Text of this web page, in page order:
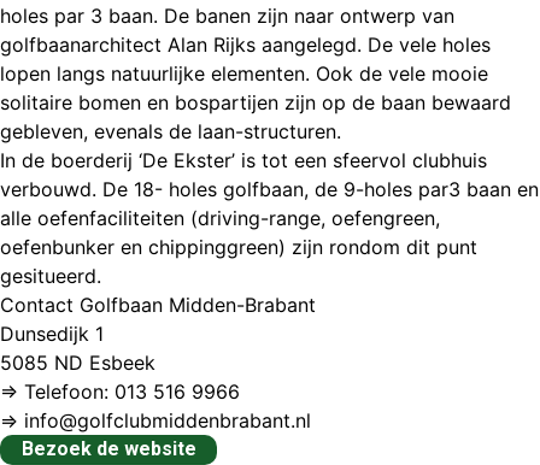
holes par 3 baan. De banen zijn naar ontwerp van
golfbaanarchitect Alan Rijks aangelegd. De vele holes
lopen langs natuurlijke elementen. Ook de vele mooie
solitaire bomen en bospartijen zijn op de baan bewaard
gebleven, evenals de laan-structuren.
In de boerderij ‘De Ekster’ is tot een sfeer­vol clubhuis
verbouwd. De 18- ­holes golfbaan, de 9-­holes par3 baan en
alle oefenfaciliteiten (driving-­range, oefengreen,
oefenbunker en chippinggreen) zijn rondom dit punt
gesitueerd.
Contact Golfbaan Midden-Brabant
Dunsedijk 1
5085 ND Esbeek
⇒ Telefoon: 013 516 9966
⇒ info@golfclubmiddenbrabant.nl
Bezoek de website